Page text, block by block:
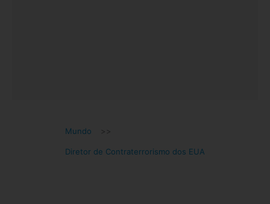
Mundo >>
Diretor de Contraterrorismo dos EUA